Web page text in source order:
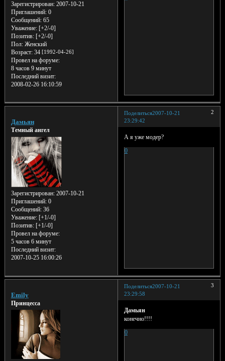
Зарегистрирован: 2007-10-21
Приглашений:0
Сообщений:65
Уважение: [+2/-0]
Позитив: [+2/-0]
Пол:Женский
Возраст:34 [1992-04-26]
Провел на форуме:
8 часов 9 минут
Последний визит:
2008-02-26 16:10:59
Поделиться 2
2007-10-21
23:29:42
Дамьян
Темный ангел
Зарегистрирован: 2007-10-21
Приглашений:0
Сообщений:36
Уважение: [+1/-0]
Позитив: [+1/-0]
Провел на форуме:
5 часов 6 минут
Последний визит:
2007-10-25 16:00:26
А я уже модер?
0
Поделиться 3
2007-10-21
23:29:58
Emily
Принцесса
Дамьян
конечно!!!!
0